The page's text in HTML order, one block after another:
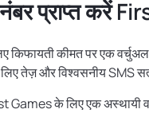
प्राप्त करें
कीमत पर एक
तेज़ और विश्वसनीय SMS
Games के लिए एक